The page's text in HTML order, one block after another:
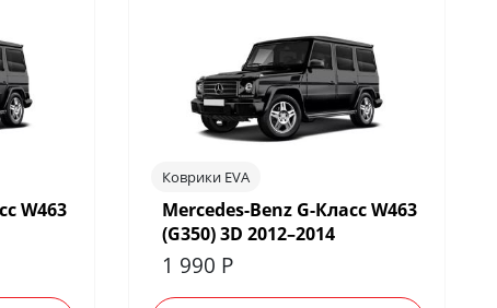
W463
Коврики EVA
Mercedes-Benz G-Класс W463
(G350) 3D 2012–2014
1 990 Р